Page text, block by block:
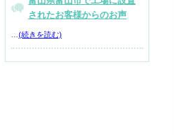
されたお客様からのお声
(続きを読む)